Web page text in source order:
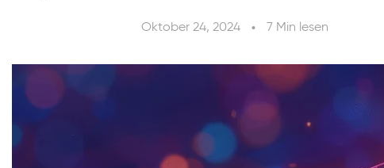
Oktober 24, 2024 7 Min lesen